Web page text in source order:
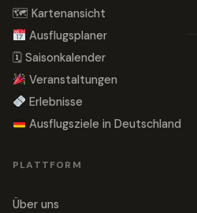
🗺 Kartenansicht
Ausflugsplaner
🗓 Saisonkalender
Veranstaltungen
Erlebnisse
Ausflugsziele in Deutschland
PLATTFORM
Über uns